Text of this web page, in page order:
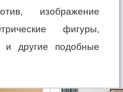
изображение
фигуры,
и другие подобные